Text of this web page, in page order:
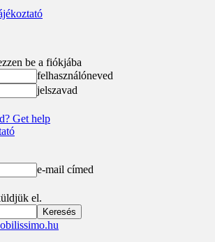
be a fiókjába
felhasználóneved
jelszavad
Get help
e-mail címed
el.